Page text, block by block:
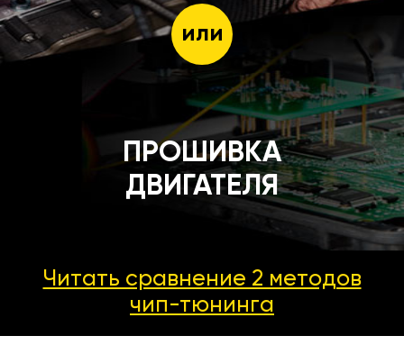
или
ПРОШИВКА
ДВИГАТЕЛЯ
Читать сравнение 2 методов
чип-тюнинга